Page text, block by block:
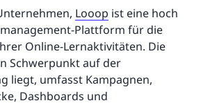
Looop ist eine hoch
Plattform für die
Online-Lernaktivitäten. Die
Schwerpunkt auf der
liegt, umfasst Kampagnen,
Dashboards und